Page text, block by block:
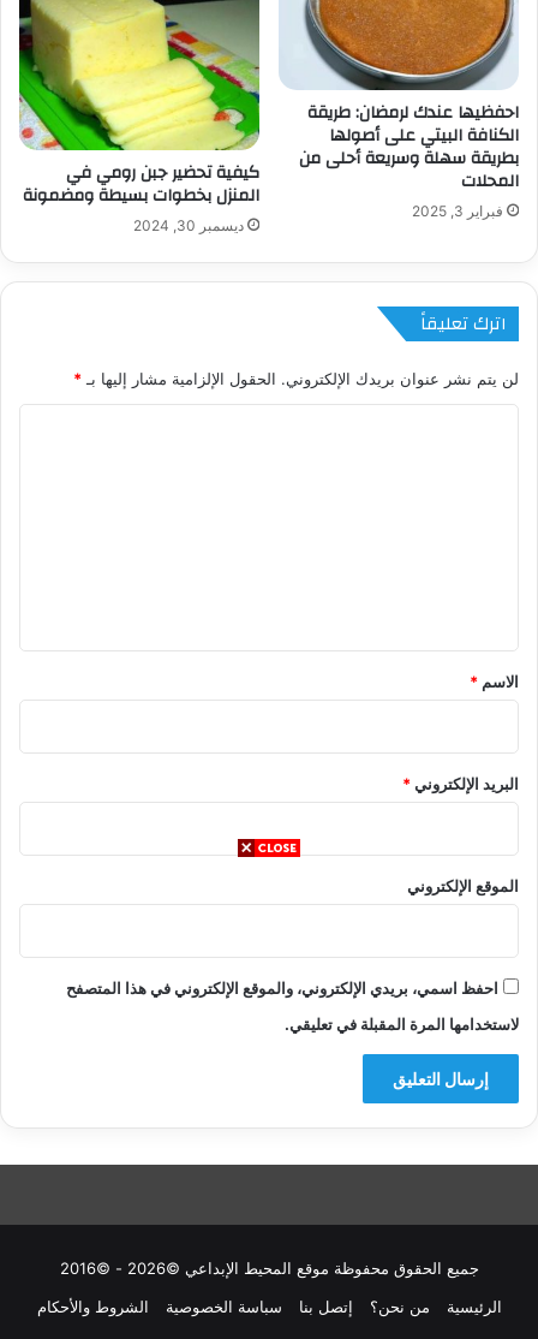
احفظيها عندك لرمضان: طريقة
الكنافة البيتي على أصولها
بطريقة سهلة وسريعة أحلى من
المحلات
فبراير 3, 2025
كيفية تحضير جبن رومي في
المنزل بخطوات بسيطة ومضمونة
ديسمبر 30, 2024
اترك تعليقاً
لن يتم نشر عنوان بريدك الإلكتروني. الحقول الإلزامية مشار إليها بـ *
*
الاسم *
البريد الإلكتروني*
الموقع الإلكتروني
احفظ اسمي، بريدي الإلكتروني، والموقع الإلكتروني في هذا المتصفح
لاستخدامها المرة المقبلة في تعليقي.
جميع الحقوق محفوظة موقع المحيط الإبداعي ©2026 - ©2016
الرئيسية
من نحن؟ إتصل بنا سباسة الخصوصية الشروط والأحكام